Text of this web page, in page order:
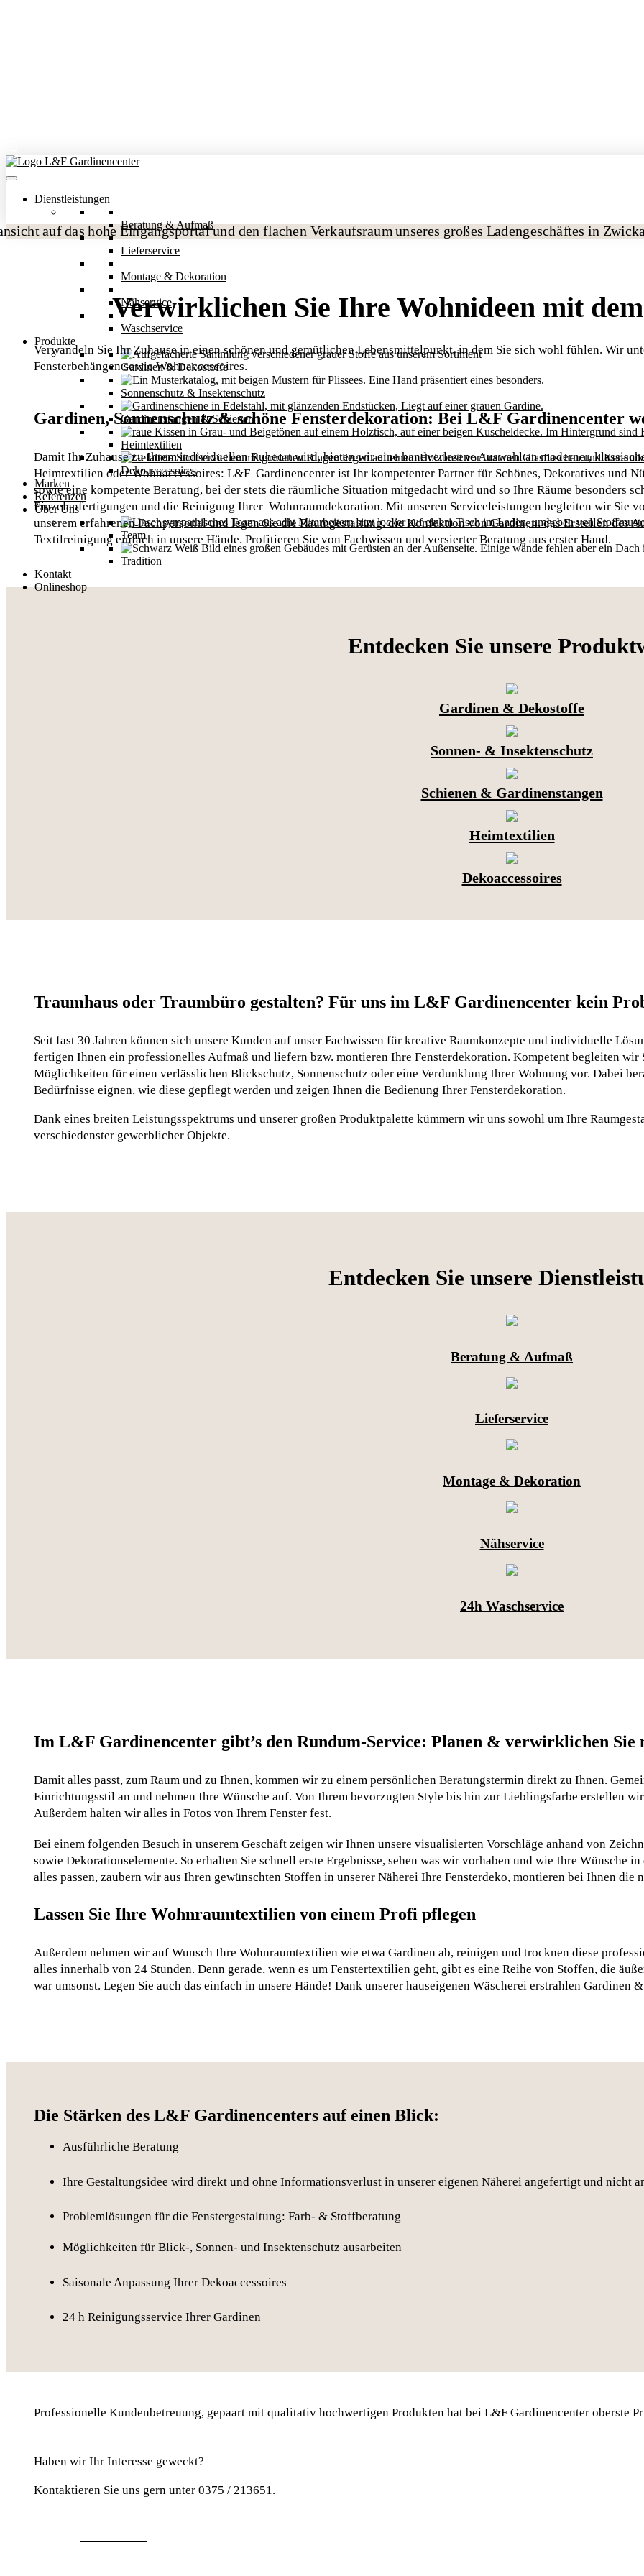
Dienstleistungen
Beratung & Aufmaß
Lieferservice
Montage & Dekoration
Nähservice
Waschservice
Produkte
Gardinen & Dekostoffe
Sonnenschutz & Insektenschutz
Gardinenstangen & Schienen
Heimtextilien
Dekoaccessoires
Marken
Referenzen
Über Uns
Team
Tradition
Kontakt
Onlineshop
Verwirklichen Sie Ihre Wohnideen mit
Verwandeln Sie Ihr Zuhause in einen schönen und gemütlichen Lebensmittelpunkt, in dem Sie sich wohl fühlen. Wir
Fensterbehängen sowie Wohnaccessoires.
Gardinen, Sonnenschutz & schöne Fensterdekoration: Bei L&F Gardinencenter
Damit Ihr Zuhause zu Ihrem individuellen Ruheort wird, bieten wir eine handverlesene Auswahl an moderner,
Heimtextilien oder Wohnaccessoires: L&F Gardinencenter ist Ihr kompetenter Partner für Schönes, Dekoratives und
sowie eine kompetente Beratung, bei der stets die räumliche Situation mitgedacht wird und so Ihre Räume besonders
Einzelanfertigungen und die Reinigung Ihrer Wohnraumdekoration. Mit unseren Serviceleistungen begleiten wir Sie
unserem erfahrenen Fachpersonal und legen Sie die Raumgestaltung, die Konfektion von Gardinen, das Erstellen des
Textilreinigung einfach in unsere Hände. Profitieren Sie von Fachwissen und versierter Beratung aus erster Hand.
Entdecken Sie unsere
Gardinen & Dekostoffe
Sonnen- & Insektenschutz
Schienen & Gardinenstangen
Heimtextilien
Dekoaccessoires
Traumhaus oder Traumbüro gestalten? Für uns im L&F Gardinencenter kein
Seit fast 30 Jahren können sich unsere Kunden auf unser Fachwissen für kreative Raumkonzepte und individuelle
fertigen Ihnen ein professionelles Aufmaß und liefern bzw. montieren Ihre Fensterdekoration. Kompetent begleiten
Möglichkeiten für einen verlässlichen Blickschutz, Sonnenschutz oder eine Verdunklung Ihrer Wohnung vor. Dabei
Bedürfnisse eignen, wie diese gepflegt werden und zeigen Ihnen die Bedienung Ihrer Fensterdekoration.
Dank eines breiten Leistungsspektrums und unserer großen Produktpalette kümmern wir uns sowohl um Ihre
verschiedenster gewerblicher Objekte.
Entdecken Sie unsere
Beratung & Aufmaß
Lieferservice
Montage & Dekoration
Nähservice
24h Waschservice
Im L&F Gardinencenter gibt’s den Rundum-Service: Planen & verwirklichen
Damit alles passt, zum Raum und zu Ihnen, kommen wir zu einem persönlichen Beratungstermin direkt zu Ihnen.
Einrichtungsstil an und nehmen Ihre Wünsche auf. Von Ihrem bevorzugten Style bis hin zur Lieblingsfarbe erstellen
Außerdem halten wir alles in Fotos von Ihrem Fenster fest.
Bei einem folgenden Besuch in unserem Geschäft zeigen wir Ihnen unsere visualisierten Vorschläge anhand von
sowie Dekorationselemente. So erhalten Sie schnell erste Ergebnisse, sehen was wir vorhaben und wie Ihre Wünsche
alles passen, zaubern wir aus Ihren gewünschten Stoffen in unserer Näherei Ihre Fensterdeko, montieren bei Ihnen
Lassen Sie Ihre Wohnraumtextilien von einem Profi pflegen
Außerdem nehmen wir auf Wunsch Ihre Wohnraumtextilien wie etwa Gardinen ab, reinigen und trocknen diese
alles innerhalb von 24 Stunden. Denn gerade, wenn es um Fenstertextilien geht, gibt es eine Reihe von Stoffen, die
war umsonst. Legen Sie auch das einfach in unsere Hände! Dank unserer hauseigenen Wäscherei erstrahlen Gardinen
Die Stärken des L&F Gardinencenters auf einen Blick:
Ausführliche Beratung
Ihre Gestaltungsidee wird direkt und ohne Informationsverlust in unserer eigenen Näherei angefertigt und nicht
Problemlösungen für die Fenstergestaltung: Farb- & Stoffberatung
Möglichkeiten für Blick-, Sonnen- und Insektenschutz ausarbeiten
Saisonale Anpassung Ihrer Dekoaccessoires
24 h Reinigungsservice Ihrer Gardinen
Professionelle Kundenbetreuung, gepaart mit qualitativ hochwertigen Produkten hat bei L&F Gardinencenter oberste
Haben wir Ihr Interesse geweckt?
Kontaktieren Sie uns gern unter 0375 / 213651.